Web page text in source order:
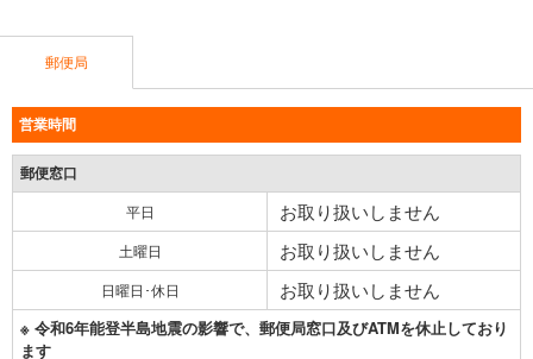
郵便局
営業時間
郵便窓口
平日 お取り扱いしません
土曜日 お取り扱いしません
日曜日･休日 お取り扱いしません
※ 令和6年能登半島地震の影響で、郵便局窓口及びATMを休止しており
ます